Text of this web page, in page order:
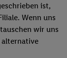
ist,
Wenn uns
wir uns
alternative